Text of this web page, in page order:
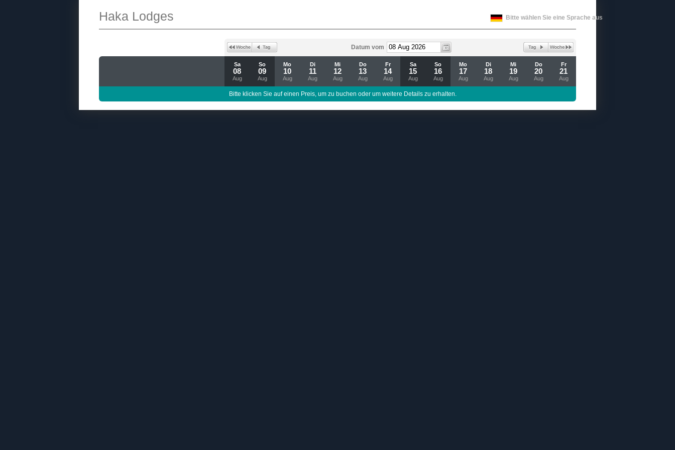
Bitte wählen Sie eine Sprache aus
Haka Lodges
Datum vom
Sa
08
Aug
So
09
Aug
Mo
10
Aug
Di
11
Aug
Mi
12
Aug
Do
13
Aug
Fr
14
Aug
Sa
15
Aug
So
16
Aug
Mo
17
Aug
Di
18
Aug
Mi
19
Aug
Do
20
Aug
Fr
21
Aug
Bitte klicken Sie auf einen Preis, um zu buchen oder um weitere Details zu erhalten.